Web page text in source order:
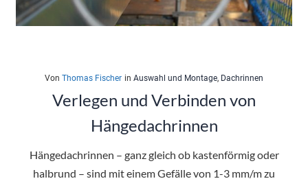
Von Thomas Fischer in Auswahl und Montage, Dachrinnen
Verlegen und Verbinden von
Hängedachrinnen
Hängedachrinnen – ganz gleich ob kastenförmig oder
halbrund – sind mit einem Gefälle von 1-3 mm/m zu